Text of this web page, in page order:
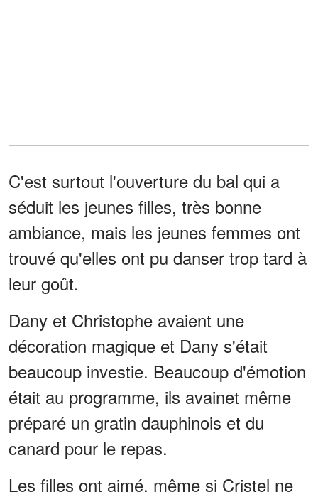
C'est surtout l'ouverture du bal qui a
séduit les jeunes filles, très bonne
ambiance, mais les jeunes femmes ont
trouvé qu'elles ont pu danser trop tard à
leur goût.
Dany et Christophe avaient une
décoration magique et Dany s'était
beaucoup investie. Beaucoup d'émotion
était au programme, ils avainet même
préparé un gratin dauphinois et du
canard pour le repas.
Les filles ont aimé, même si Cristel ne